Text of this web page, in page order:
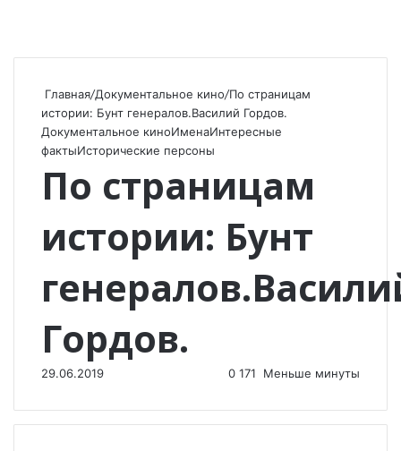
Главная/Документальное кино/По страницам
истории: Бунт генералов.Василий Гордов.
Документальное киноИменаИнтересные
фактыИсторические персоны
По страницам
истории: Бунт
Гордов.
29.06.2019 0 171 Меньше минуты